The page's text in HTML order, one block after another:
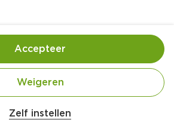
Bereiding
Zelf instellen
Weigeren
Accepteer